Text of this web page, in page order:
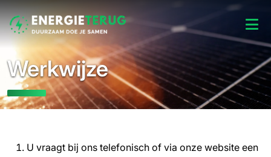
Werkwijze
U vraagt bij ons telefonisch of via onze website een